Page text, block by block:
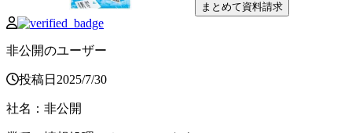
まとめて資料請求
非公開のユーザー
投稿日 2025/7/30
社名 ： 非公開